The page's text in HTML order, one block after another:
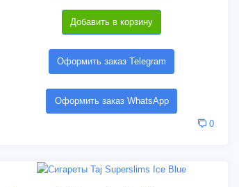
Добавить в корзину
Оформить заказ Telegram
Оформить заказ WhatsApp
0